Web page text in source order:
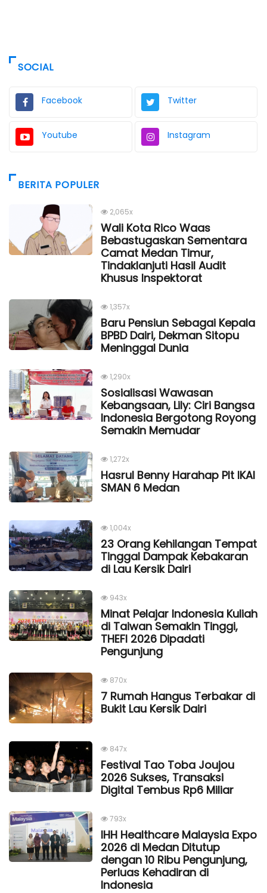
SOCIAL
Facebook Twitter
Youtube Instagram
BERITA POPULER
2,065x
Wali Kota Rico Waas
Bebastugaskan Sementara
Camat Medan Timur,
Tindaklanjuti Hasil Audit
Khusus Inspektorat
1,357x
Baru Pensiun Sebagai Kepala
BPBD Dairi, Dekman Sitopu
Meninggal Dunia
1,290x
Sosialisasi Wawasan
Kebangsaan, Lily: Ciri Bangsa
Indonesia Bergotong Royong
Semakin Memudar
1,272x
Hasrul Benny Harahap Plt IKAl
SMAN 6 Medan
1,004x
23 Orang Kehilangan Tempat
Tinggal Dampak Kebakaran
di Lau Kersik Dairi
943x
Minat Pelajar Indonesia Kuliah
di Taiwan Semakin Tinggi,
THEFI 2026 Dipadati
Pengunjung
870x
7 Rumah Hangus Terbakar di
Bukit Lau Kersik Dairi
847x
Festival Tao Toba Joujou
2026 Sukses, Transaksi
Digital Tembus Rp6 Miliar
793x
IHH Healthcare Malaysia Expo
2026 di Medan Ditutup
dengan 10 Ribu Pengunjung,
Perluas Kehadiran di
Indonesia